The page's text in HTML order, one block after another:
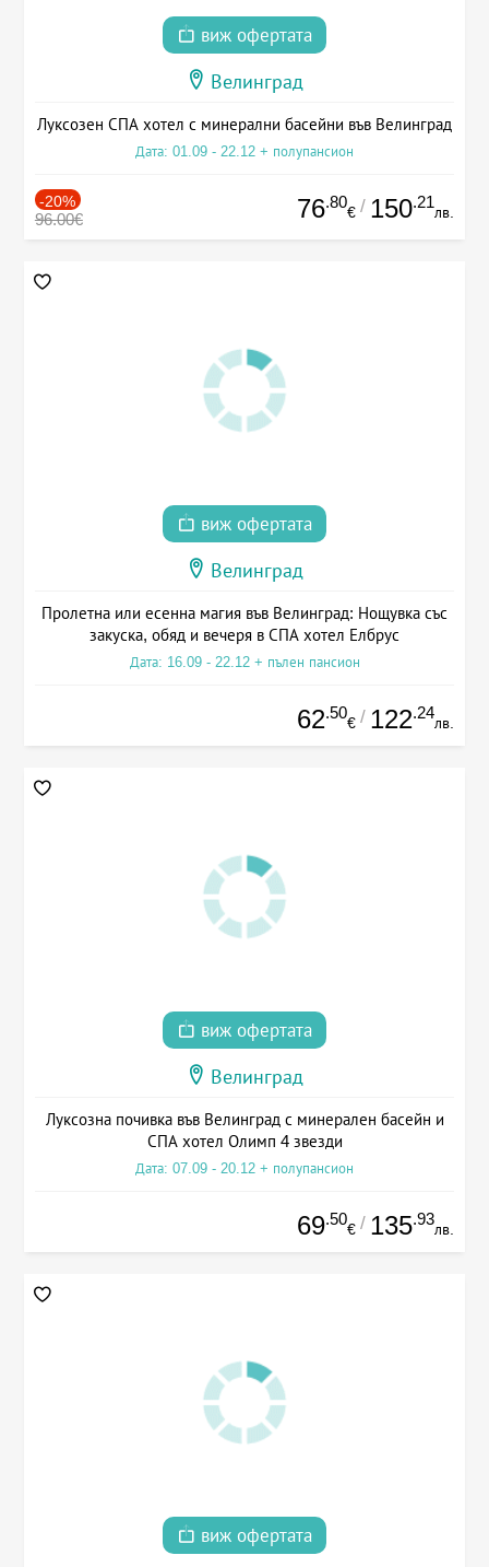
виж офертата
Велинград
Луксозен СПА хотел с минерални басейни във Велинград
Дата: 01.09 - 22.12 + полупансион
-20%
96.00€ 76.80
€ / 150.21
лв.
виж офертата
Велинград
Пролетна или есенна магия във Велинград: Нощувка със
закуска, обяд и вечеря в СПА хотел Елбрус
Дата: 16.09 - 22.12 + пълен пансион
62.50
€ / 122.24
лв.
виж офертата
Велинград
Луксозна почивка във Велинград с минерален басейн и
СПА хотел Олимп 4 звезди
Дата: 07.09 - 20.12 + полупансион
69.50
€ / 135.93
лв.
виж офертата